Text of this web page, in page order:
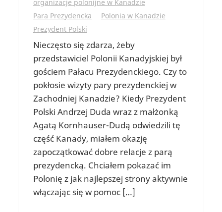
organizacje polonijne w Kanadzie
Para Prezydencka
Polonia w Kanadzie
Prezydent Polski
Nieczęsto się zdarza, żeby
przedstawiciel Polonii Kanadyjskiej był
gościem Pałacu Prezydenckiego. Czy to
pokłosie wizyty pary prezydenckiej w
Zachodniej Kanadzie? Kiedy Prezydent
Polski Andrzej Duda wraz z małżonką
Agatą Kornhauser-Dudą odwiedzili tę
część Kanady, miałem okazję
zapoczątkować dobre relacje z parą
prezydencką. Chciałem pokazać im
Polonię z jak najlepszej strony aktywnie
włączając się w pomoc […]